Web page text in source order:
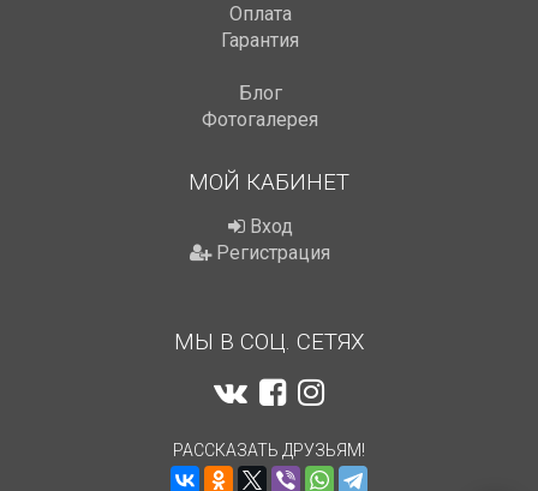
Оплата
Гарантия
Блог
Фотогалерея
МОЙ КАБИНЕТ
Вход
Регистрация
МЫ В СОЦ. СЕТЯХ
РАССКАЗАТЬ ДРУЗЬЯМ!